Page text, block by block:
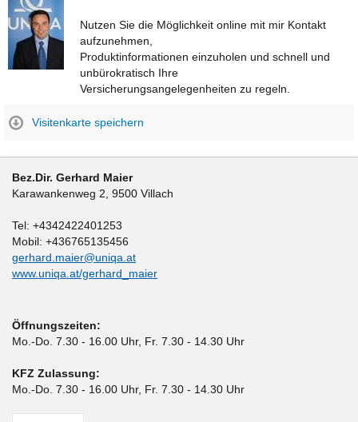
Nutzen Sie die Möglichkeit online mit mir Kontakt
aufzunehmen,
Produktinformationen einzuholen und schnell und
unbürokratisch Ihre
Versicherungsangelegenheiten zu regeln.
Visitenkarte speichern
Bez.Dir. Gerhard Maier
Karawankenweg 2 9500 Villach
Tel: +4342422401253
Mobil: +436765135456
gerhard.maier@uniqa.at
www.uniqa.at/gerhard_maier
Öffnungszeiten:
Mo.-Do. 7.30 - 16.00 Uhr, Fr. 7.30 - 14.30 Uhr
KFZ Zulassung:
Mo.-Do. 7.30 - 16.00 Uhr, Fr. 7.30 - 14.30 Uhr